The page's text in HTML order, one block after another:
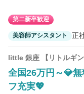
第二新卒歓迎
美容師アシスタント 正
little 銀座 【リトルギン
全国26万円～💎
フ充実💖